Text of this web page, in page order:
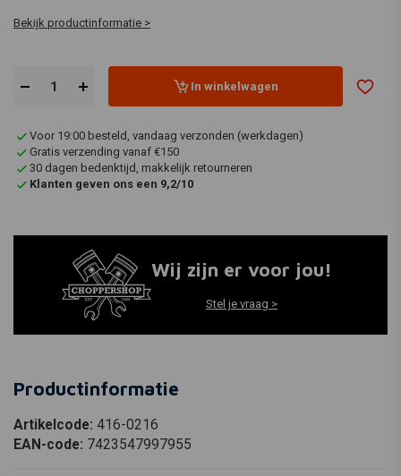
Bekijk productinformatie >
In winkelwagen
Voor 19:00 besteld, vandaag verzonden (werkdagen)
Gratis verzending vanaf €150
30 dagen bedenktijd, makkelijk retourneren
Klanten geven ons een 9,2/10
Wij zijn er voor jou!
Stel je vraag >
Productinformatie
Artikelcode: 416-0216
EAN-code: 7423547997955